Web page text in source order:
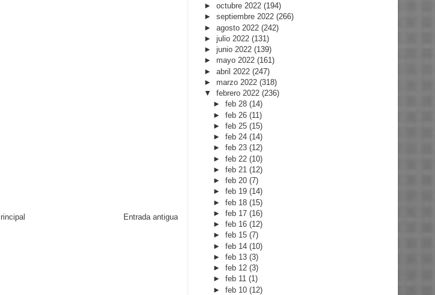
Entrada antigua
► octubre 2022 (194)
► septiembre 2022 (266)
► agosto 2022 (242)
► julio 2022 (131)
► junio 2022 (139)
► mayo 2022 (161)
► abril 2022 (247)
► marzo 2022 (318)
▼ febrero 2022 (236)
►feb 28(14)
►feb 26(11)
►feb 25(15)
►feb 24(14)
►feb 23(12)
►feb 22(10)
►feb 21(12)
►feb 20(7)
►feb 19(14)
►feb 18(15)
►feb 17(16)
►feb 16(12)
►feb 15(7)
►feb 14(10)
►feb 13(3)
►feb 12(3)
►feb 11(1)
►feb 10(12)